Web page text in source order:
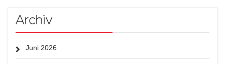
Archiv
Juni 2026